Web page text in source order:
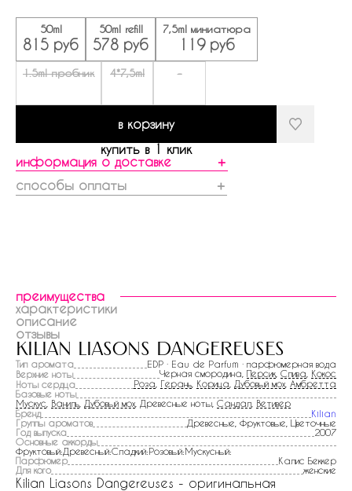
50ml
815 руб
50ml refill
578 руб
7,5ml миниатюра
119 руб
1.5ml пробник 4*7,5ml -
в корзину
купить в 1 клик
информация о доставке
＋
способы оплаты
＋
преимущества
характеристики
описание
отзывы
kilian liasons dangereuses
Тип аромата
EDP · Eau de Parfum · парфюмерная вода
Верхние ноты
Черная смородина, Персик Слива Кокос
Ноты сердца
Роза Герань Корица Дубовый мох Амбретта
Базовые ноты
Мускус Ваниль Дубовый мох , Древесные ноты, Сандал Ветивер
Бренд
Kilian
Группы ароматов
Древесные, Фруктовые, Цветочные
Год выпуска
2007
Основные аккорды
Фруктовый:Древесный:Сладкий:Розовый:Мускусный:
Парфюмер
Калис Беккер
Для кого
женские
Kilian Liasons Dangereuses - оригинальная